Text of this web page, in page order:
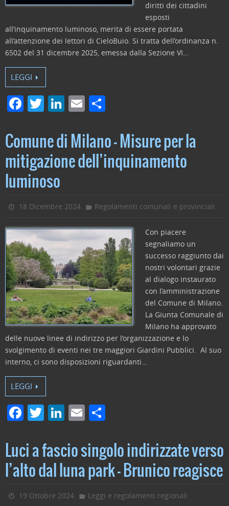
diritti dei cittadini
esposti
all’inquinamento luminoso, merita di essere portata
all’attenzione dei lettori di CieloBuio. Si tratta dell’ordinanza n.
6502 del 31 dicembre 2025, emessa dalla Sezione VI…
LEGGI
F
c
e
b
o
o
T
itt
er
Li
k
e
dI
E
ai
l
n
di
vi
Comune di Milano – Misure per la
mitigazione dell’inquinamento
luminoso
18 Dicembre 2024 Regolamenti comunali e provinciali
Con piacere
segnaliamo un
successo raggiunto dai
nostri volontari grazie
al dialogo instaurato
con l’amministrazione
del Comune di Milano.
La Giunta Comunale di
Milano ha approvato
delle nuove linee di indirizzo per l’organizzazione e lo
svolgimento di eventi nei tre maggiori Giardini Pubblici. Al suo
interno, ci sono disposizioni riguardanti…
LEGGI
F
c
e
b
o
T
itt
er
Li
k
e
dI
n
E
ai
l
n
di
vi
di
Luci a fascio singolo indirizzate verso
l’alto dal luna park – Brunico reagisce
19 Ottobre 2024 Leggi e regolamenti regionali